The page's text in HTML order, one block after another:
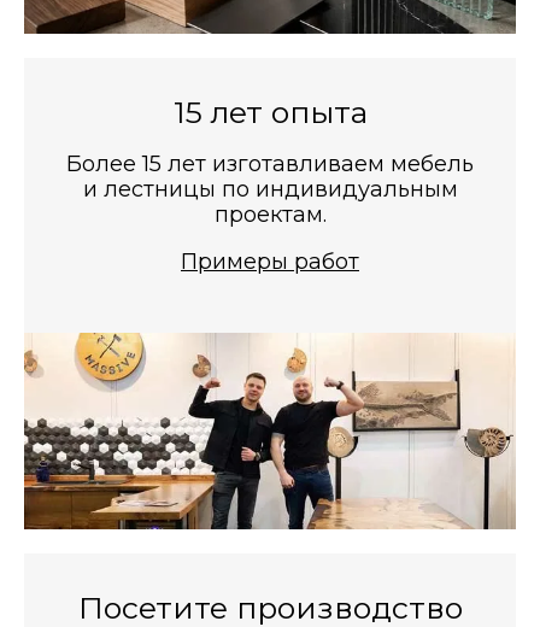
15 лет опыта
Более 15 лет изготавливаем мебель
и лестницы по индивидуальным
проектам.
Примеры работ
Посетите производство